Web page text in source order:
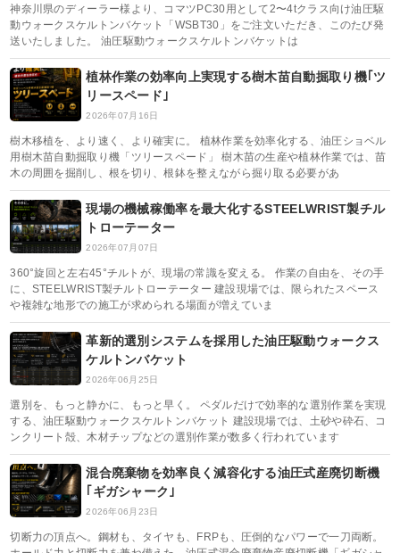
神奈川県のディーラー様より、コマツPC30用として2〜4tクラス向け油圧駆
動ウォークスケルトンバケット「WSBT30」をご注文いただき、このたび発
送いたしました。 油圧駆動ウォークスケルトンバケットは
植林作業の効率向上実現する樹木苗自動掘取り機｢ツ
リースペード｣
2026年07月16日
樹木移植を、より速く、より確実に。 植林作業を効率化する、油圧ショベル
用樹木苗自動掘取り機「ツリースペード」 樹木苗の生産や植林作業では、苗
木の周囲を掘削し、根を切り、根鉢を整えながら掘り取る必要があ
現場の機械稼働率を最大化するSTEELWRIST製チル
トローテーター
2026年07月07日
360°旋回と左右45°チルトが、現場の常識を変える。 作業の自由を、その手
に、STEELWRIST製チルトローテーター 建設現場では、限られたスペース
や複雑な地形での施工が求められる場面が増えていま
革新的選別システムを採用した油圧駆動ウォークス
ケルトンバケット
2026年06月25日
選別を、もっと静かに、もっと早く。 ペダルだけで効率的な選別作業を実現
する、油圧駆動ウォークスケルトンバケット 建設現場では、土砂や砕石、コ
ンクリート殻、木材チップなどの選別作業が数多く行われています
混合廃棄物を効率良く減容化する油圧式産廃切断機
｢ギガシャーク｣
2026年06月23日
切断力の頂点へ。鋼材も、タイヤも、FRPも、圧倒的なパワーで一刀両断。